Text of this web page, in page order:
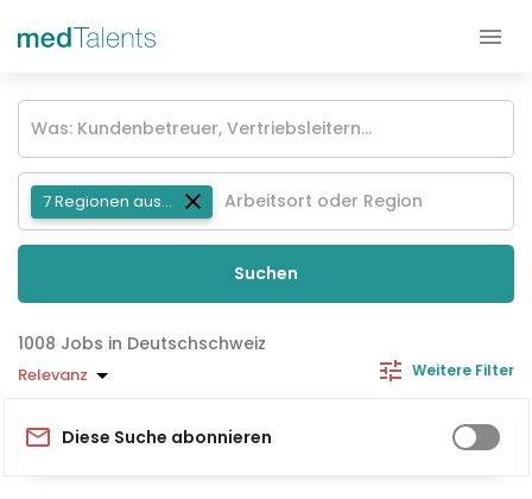
7 Regionen ausgewählt
Suchen
Jobs in Deutschschweiz
Relevanz Weitere Filter
Diese Suche abonnieren